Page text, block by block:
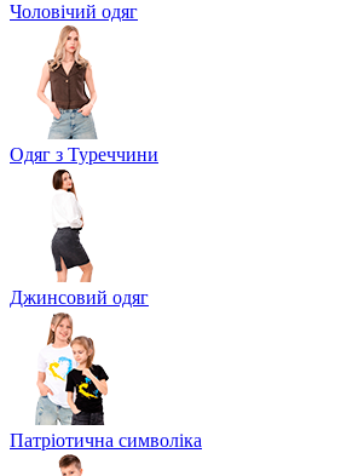
Чоловічий одяг
Одяг з Туреччини
Джинсовий одяг
Патріотична символіка